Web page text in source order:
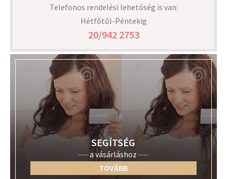
Telefonos rendelési lehetőség is van:
Hétfőtől-Péntekig
20/942 2753
SEGÍTSÉG
a vásárláshoz
TOVÁBB